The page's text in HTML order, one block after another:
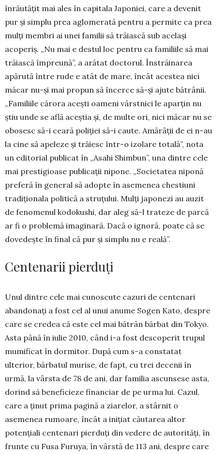
înrăutățit mai ales în capitala Japoniei, care a devenit
pur și simplu prea aglome­rată pentru a permite ca prea
mulți membri ai unei familii să trăiască sub același
acoperiș. „Nu mai e destul loc pentru ca familiile să mai
trăiască îm­preună”, a arătat doctorul. Înstrăinarea
apărută între rude e atât de mare, încât acestea nici
măcar nu-și mai propun să încerce să-și ajute bătrânii.
„Familiile cărora acești oameni vârstnici le aparțin nu
știu unde se află aceștia și, de multe ori, nici mă­car nu se
obosesc să-i ceară poliției să-i caute. A­mă­râții de ei n-au
la cine să apeleze și trăiesc într-o izolare totală”, nota
un editorial publicat în „Asahi Shimbun”, una dintre cele
mai prestigioase pu­bli­ca­ții nipone. „Societatea niponă
preferă în general să adopte în asemenea chestiuni
tradiționala politi­că a struțului. Mulți japonezi au auzit
de fenomenul kodokushi, dar aleg să-l trateze de parcă
ar fi o problemă imaginară. Dacă o ignoră, poate că se
dovedește în final că pur și simplu nu e reală”.
Centenarii pierduți
Unul dintre cele mai cunoscute cazuri de cente­nari
abandonați a fost cel al unui anume Sogen Kato, despre
care se credea că este cel mai bătrân bărbat din Tokyo.
Asta până în iulie 2010, când i-a fost descoperit trupul
mumificat în dormitor. După cum s-a constatat
ulterior, bărbatul murise, de fapt, cu trei decenii în
urmă, la vârsta de 78 de ani, dar familia ascunsese asta,
dorind să beneficieze finan­ciar de pe urma lui. Cazul,
care a ținut prima pagină a ziarelor, a stârnit o
asemenea rumoare, încât a inițiat cău­tarea altor
potențiali centenari pier­duți din vedere de auto­rități, în
frunte cu Fusa Fu­ruya, în vârstă de 113 ani, despre care